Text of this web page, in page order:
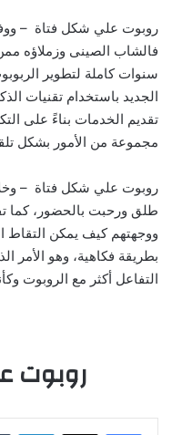
روبوت علي شكل فتاة –
سنوات كاملة لتطوير
الجديد باستخدام تقنيات
تقديم الخدمات بناءً على
مجموعة من الأمور بشكل
روبوت علي شكل فتاة –
طلق ورحبت بالحضور، كما
ووجهتهم كيف يمكن
بطريقة فكاهية، وهو الأمر
التفاعل أكثر مع الروبوت
روبوت